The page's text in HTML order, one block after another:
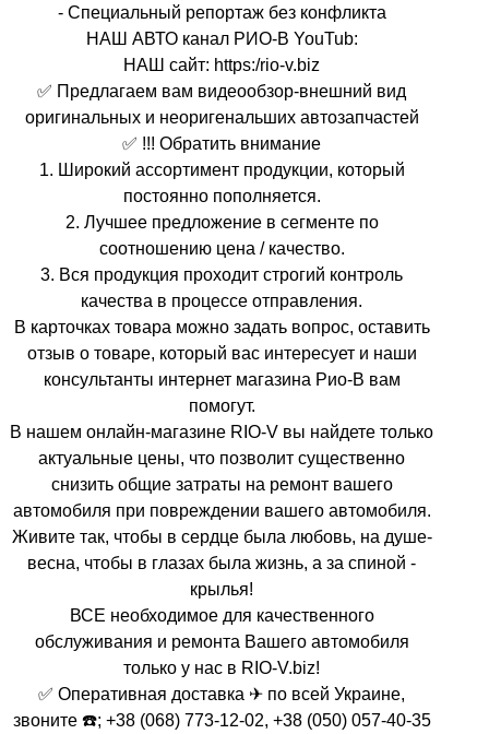
- Специальный репортаж без конфликта
НАШ АВТО канал РИО-В YouTub:
НАШ сайт: https:/rio-v.biz
✅ Предлагаем вам видеообзор-внешний вид
оригинальных и неоригенальших автозапчастей
✅ !!! Обратить внимание
1. Широкий ассортимент продукции, который
постоянно пополняется.
2. Лучшее предложение в сегменте по
соотношению цена / качество.
3. Вся продукция проходит строгий контроль
качества в процессе отправления.
В карточках товара можно задать вопрос, оставить
отзыв о товаре, который вас интересует и наши
консультанты интернет магазина Рио-В вам
помогут.
В нашем онлайн-магазине RIO-V вы найдете только
актуальные цены, что позволит существенно
снизить общие затраты на ремонт вашего
автомобиля при повреждении вашего автомобиля.
Живите так, чтобы в сердце была любовь, на душе-
весна, чтобы в глазах была жизнь, а за спиной -
крылья!
ВСЕ необходимое для качественного
обслуживания и ремонта Вашего автомобиля
только у нас в RIO-V.biz!
✅ Оперативная доставка ✈ по всей Украине,
звоните ☎️; +38 (068) 773-12-02, +38 (050) 057-40-35